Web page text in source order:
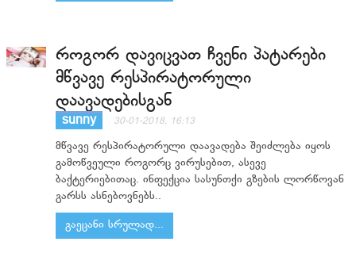
როგორ დავიცვათ ჩვენი პატარები
მწვავე რესპირატორული
დაავადებისგან
sunny 30-01-2018, 16:13
მწვავე რესპირატორული დაავადება შეიძლება იყოს
გამოწვეული როგორც ვირუსებით, ასევე
ბაქტერიებითაც. ინფექცია სასუნთქი გზების ლორწოვან
გარსს ასნებოვნებს..
გაეცანი სრულად...